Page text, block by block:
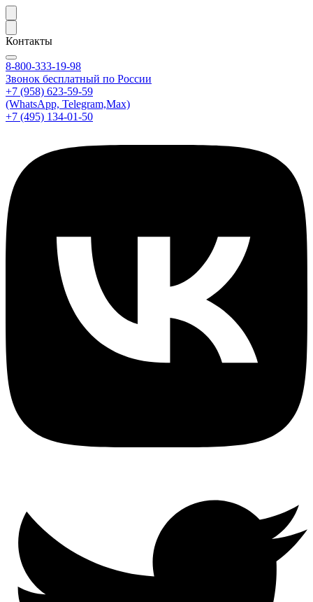
Контакты
8-800-333-19-98
Звонок бесплатный по России
+7 (958) 623-59-59
(WhatsApp, Telegram,Max)
+7 (495) 134-01-50